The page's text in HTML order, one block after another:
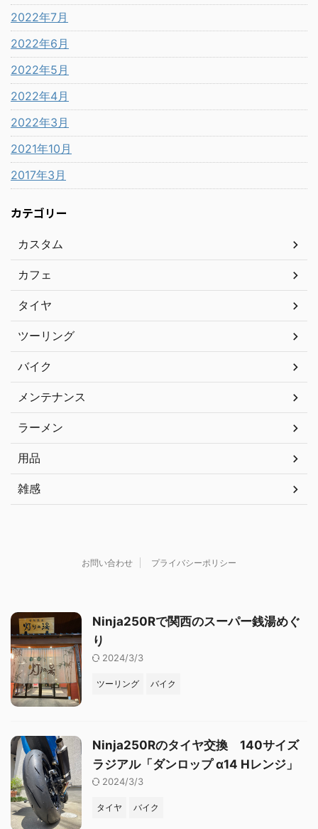
2022年7月
2022年6月
2022年5月
2022年4月
2022年3月
2021年10月
2017年3月
カテゴリー
カスタム
カフェ
タイヤ
ツーリング
バイク
メンテナンス
ラーメン
用品
雑感
お問い合わせ プライバシーポリシー
Ninja250Rで関西のスーパー銭湯めぐ
り
2024/3/3
ツーリング バイク
Ninja250Rのタイヤ交換 140サイズ
ラジアル「ダンロップ α14 Hレンジ」
2024/3/3
タイヤ バイク